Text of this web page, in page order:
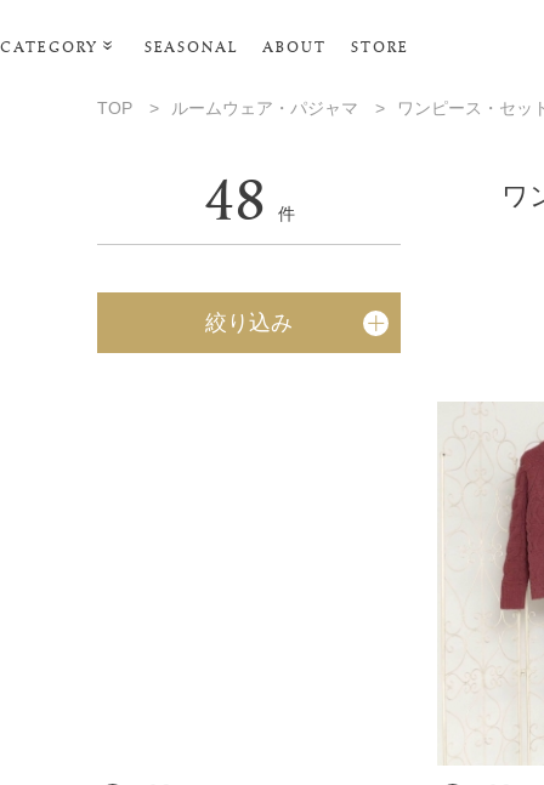
CATEGORY SEASONAL ABOUT STORE
ポーチ･トラベルグッズ
タオル・ヘアバンド
TOP > ルームウェア・パジャマ > ワンピース・セッ
ワ
48 件
絞り込み